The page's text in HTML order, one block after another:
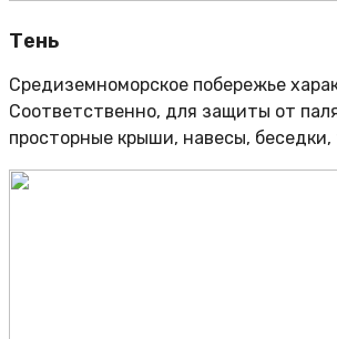
Тень
Средиземноморское побережье
Соответственно, для защиты от
просторные крыши, навесы,